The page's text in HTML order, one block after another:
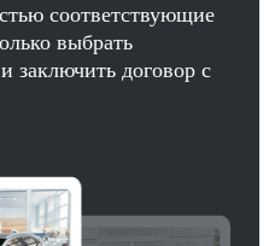
соответствующие
выбрать
заключить договор с